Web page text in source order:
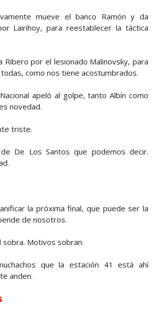
mueve el banco Ramón y da
Lairihoy, para reestablecer la táctica
Ribero por el lesionado Malinovsky, para
como nos tiene acostumbrados.
apeló al golpe, tanto Albín como
novedad.
triste.
De Los Santos que podemos decir.
la próxima final, que puede ser la
de nosotros.
sobra. Motivos sobran.
que la estación 41 está ahí
anden.